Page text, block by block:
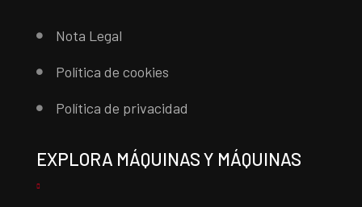
Nota Legal
Política de cookies
Política de privacidad
EXPLORA MÁQUINAS Y MÁQUINAS